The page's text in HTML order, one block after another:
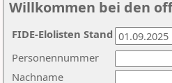
Willkommen bei den
Nachname
Personennummer
FIDE-Elolisten Stand